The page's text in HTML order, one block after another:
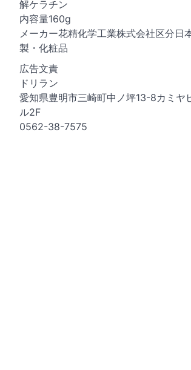
解ケラチン
内容量160g
メーカー花精化学工業株式会社区分日
製・化粧品
広告文責
ドリラン
愛知県豊明市三崎町中ノ坪13-8カミヤ
ル2F
0562-38-7575